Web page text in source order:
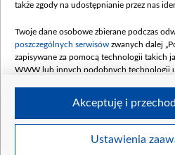
Informacje o
Serwisy
slava.tv
vot-
Moje
także zgody na udostępnianie przez nas
Twoje dane osobowe zbierane podczas
poszczególnych serwisów zwanych dalej
zapisywane za pomocą technologii takich
WWW lub innych podobnych technologii
Twoje dane osobowe zbierane podczas
Ustawienia
Akceptuję i